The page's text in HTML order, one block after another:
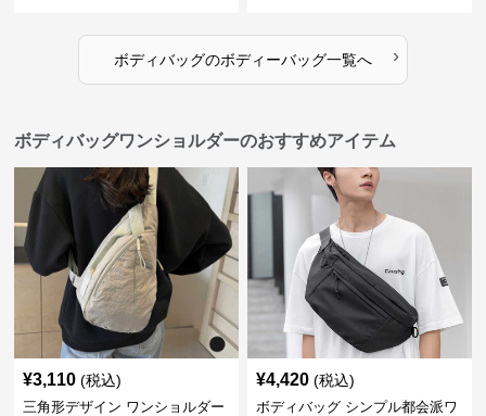
ボディバッグのボディーバッグ一覧へ ›
ボディバッグワンショルダーのおすすめアイテム
¥3,110 (税込)
三角形デザイン ワンショルダー
¥4,420 (税込)
ボディバッグ シンプル都会派ワ